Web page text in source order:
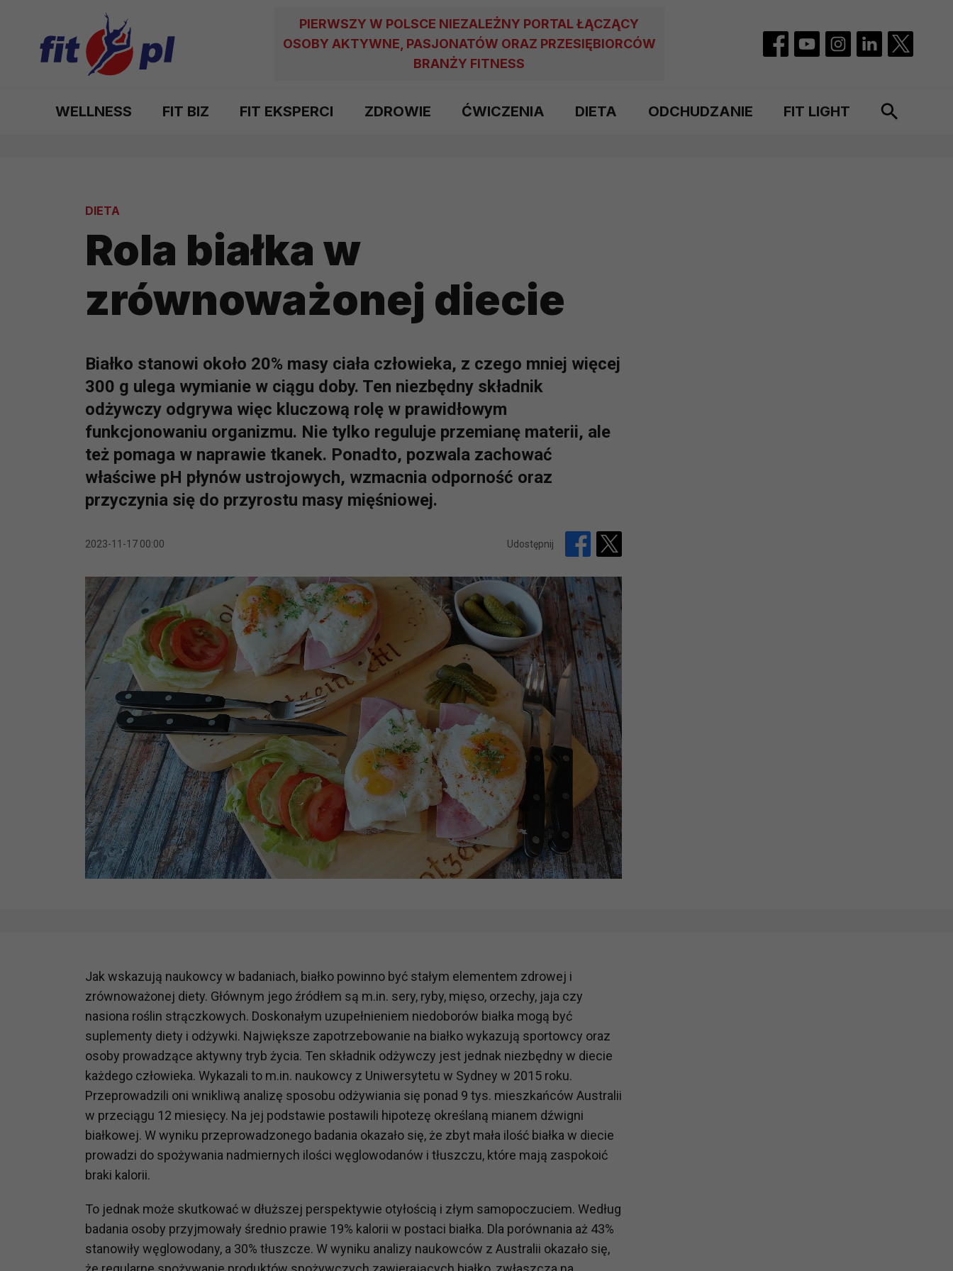
PIERWSZY W POLSCE NIEZALEŻNY PORTAL ŁĄCZĄCY
OSOBY AKTYWNE, PASJONATÓW ORAZ PRZESIĘBIORCÓW
BRANŻY FITNESS
WELLNESS FIT BIZ FIT EKSPERCI ZDROWIE ĆWICZENIA DIETA ODCHUDZANIE FIT LIGHT
DIETA
Rola białka w
zrównoważonej diecie
Białko stanowi około 20% masy ciała człowieka, z czego mniej więcej
300 g ulega wymianie w ciągu doby. Ten niezbędny składnik
odżywczy odgrywa więc kluczową rolę w prawidłowym
funkcjonowaniu organizmu. Nie tylko reguluje przemianę materii, ale
też pomaga w naprawie tkanek. Ponadto, pozwala zachować
właściwe pH płynów ustrojowych, wzmacnia odporność oraz
przyczynia się do przyrostu masy mięśniowej.
2023-11-17 00:00 Udostępnij
Jak wskazują naukowcy w badaniach, białko powinno być stałym elementem zdrowej i
zrównoważonej diety. Głównym jego źródłem są m.in. sery, ryby, mięso, orzechy, jaja czy
nasiona roślin strączkowych. Doskonałym uzupełnieniem niedoborów białka mogą być
suplementy diety i odżywki. Największe zapotrzebowanie na białko wykazują sportowcy oraz
osoby prowadzące aktywny tryb życia. Ten składnik odżywczy jest jednak niezbędny w diecie
każdego człowieka. Wykazali to m.in. naukowcy z Uniwersytetu w Sydney w 2015 roku.
Przeprowadzili oni wnikliwą analizę sposobu odżywiania się ponad 9 tys. mieszkańców Australii
w przeciągu 12 miesięcy. Na jej podstawie postawili hipotezę określaną mianem dźwigni
białkowej. W wyniku przeprowadzonego badania okazało się, że zbyt mała ilość białka w diecie
prowadzi do spożywania nadmiernych ilości węglowodanów i tłuszczu, które mają zaspokoić
braki kalorii.
To jednak może skutkować w dłuższej perspektywie otyłością i złym samopoczuciem. Według
badania osoby przyjmowały średnio prawie 19% kalorii w postaci białka. Dla porównania aż 43%
stanowiły węglowodany, a 30% tłuszcze. W wyniku analizy naukowców z Australii okazało się,